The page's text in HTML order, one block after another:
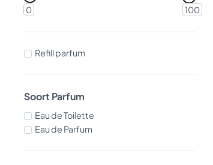
0 100
Refill parfum
Soort Parfum
Eau de Toilette
Eau de Parfum